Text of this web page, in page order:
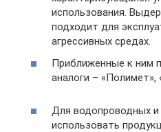
использования.
подходит для
агрессивных средах.
Приближенные к ним
аналоги – «Полимет»,
Для водопроводных
использовать